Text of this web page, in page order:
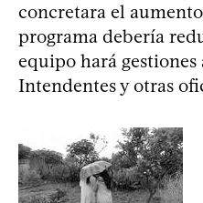
concretara el
programa debería
equipo hará gestiones
Intendentes y otras